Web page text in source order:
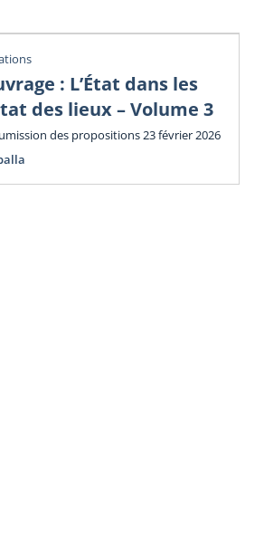
: L’État dans les
des lieux – Volume 3
des propositions 23 février 2026